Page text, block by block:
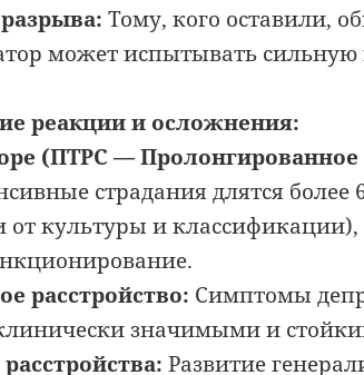
Тому, кого оставили,
может испытывать сильную
реакции и осложнения:
(ПТРС — Пролонгированное
страдания длятся более
от культуры и классификации),
расстройство: Симптомы
значимыми и
Развитие